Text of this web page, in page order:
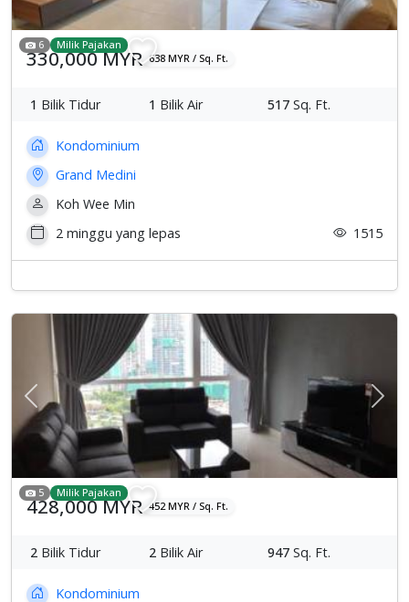
6 Milik Pajakan
330,000 MYR 638 MYR / Sq. Ft.
1 Bilik Tidur 1 Bilik Air 517 Sq. Ft.
Kondominium
Grand Medini
Koh Wee Min
2 minggu yang lepas
1515
Previous
5 Milik Pajakan
428,000 MYR 452 MYR / Sq. Ft.
2 Bilik Tidur 2 Bilik Air 947 Sq. Ft.
Kondominium